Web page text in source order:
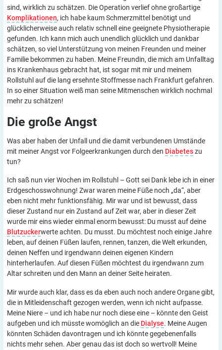
sind, wirklich zu schätzen. Die Operation verlief ohne großartige
Komplikationen, ich habe kaum Schmerzmittel benötigt und
glücklicherweise auch relativ schnell eine geeignete Physiotherapie
gefunden. Ich kann mich auch unendlich glücklich und dankbar
schätzen, so viel Unterstützung von meinen Freunden und meiner
Familie bekommen zu haben. Meine Freundin, die mich am Unfalltag
ins Krankenhaus gebracht hat, ist sogar mit mir und meinem
Rollstuhl auf die lang ersehnte Stoffmesse nach Frankfurt gefahren.
In so einer Situation weiß man seine Mitmenschen wirklich nochmal
mehr zu schätzen!
Die große Angst
Was aber haben der Unfall und die damit verbundenen Umstände
mit meiner Angst vor Folgeerkrankungen durch den Diabeteszu
tun?
Ich saß nun vier Wochen im Rollstuhl – Gott sei Dank lebe ich in einer
Erdgeschosswohnung! Zwar waren meine Füße noch „da“, aber
eben nicht mehr funktionsfähig. Mir war und ist bewusst, dass
dieser Zustand nur ein Zustand auf Zeit war, aber in dieser Zeit
wurde mir eins wieder einmal enorm bewusst: Du musst auf deine
Blutzuckerwerte achten. Du musst. Du möchtest noch einige Jahre
leben, auf deinen Füßen laufen, rennen, tanzen, die Welt erkunden,
deinen Neffen und irgendwann deinen eigenen Kindern
hinterherlaufen. Auf diesen Füßen möchtest du irgendwann zum
Altar schreiten und den Mann an deiner Seite heiraten.
Mir wurde auch klar, dass es da eben auch noch andere Organe gibt,
die in Mitleidenschaft gezogen werden, wenn ich nicht aufpasse.
Meine Niere – und ich habe nur noch diese eine – könnte den Geist
aufgeben und ich müsste womöglich an die Dialyse. Meine Augen
könnten Schäden davontragen und ich könnte gegebenenfalls
nichts mehr sehen. Aber genau das ist doch so wertvoll! Meine